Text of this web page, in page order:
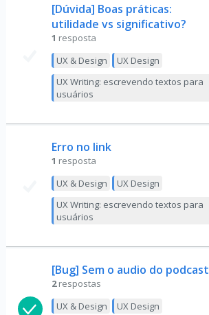
[Dúvida] Boas práticas:
utilidade vs significativo?
1 resposta
UX & Design
UX Design
UX Writing: escrevendo textos para
usuários
Erro no link
1 resposta
UX & Design
UX Design
UX Writing: escrevendo textos para
usuários
[Bug] Sem o audio do podcast
2 respostas
UX & Design
UX Design